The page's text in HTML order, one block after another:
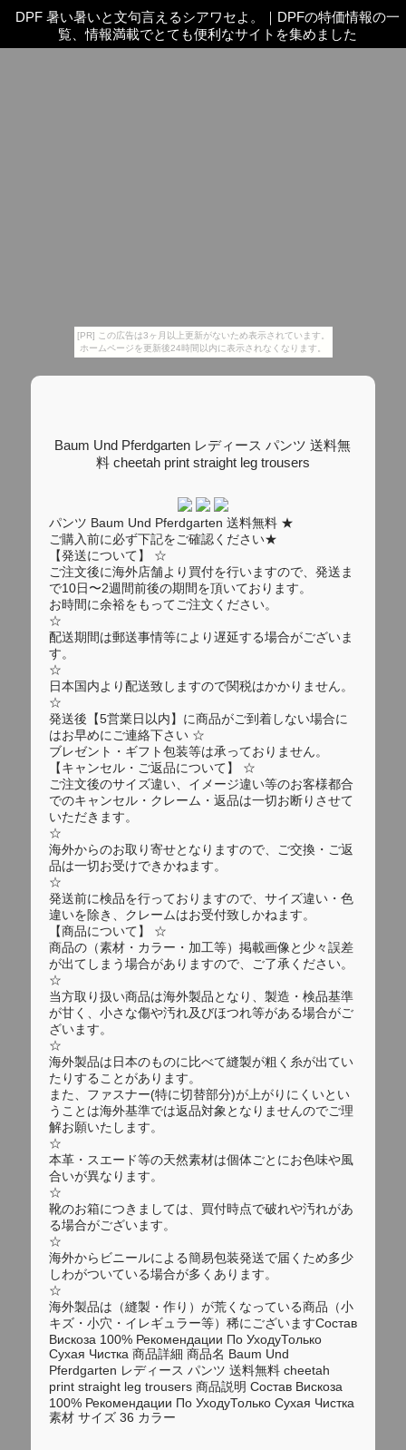
[PR] この広告は3ヶ月以上更新がないため表示されています。
ホームページを更新後24時間以内に表示されなくなります。
DPF 暑い暑いと文句言えるシアワセよ。 ｜ DPFの特価情報の一
覧、情報満載でとても便利なサイトを集めました
Baum Und Pferdgarten レディース パンツ 送料無
料 cheetah print straight leg trousers
パンツ Baum Und Pferdgarten 送料無料 ★
ご購入前に必ず下記をご確認ください★
【発送について】 ☆
ご注文後に海外店舗より買付を行いますので、発送ま
で10日〜2週間前後の期間を頂いております。
お時間に余裕をもってご注文ください。
☆
配送期間は郵送事情等により遅延する場合がございま
す。
☆
日本国内より配送致しますので関税はかかりません。
☆
発送後【5営業日以内】に商品がご到着しない場合に
はお早めにご連絡下さい ☆
ブレゼント・ギフト包装等は承っておりません。
【キャンセル・ご返品について】 ☆
ご注文後のサイズ違い、イメージ違い等のお客様都合
でのキャンセル・クレーム・返品は一切お断りさせて
いただきます。
☆
海外からのお取り寄せとなりますので、ご交換・ご返
品は一切お受けできかねます。
☆
発送前に検品を行っておりますので、サイズ違い・色
違いを除き、クレームはお受付致しかねます。
【商品について】 ☆
商品の（素材・カラー・加工等）掲載画像と少々誤差
が出てしまう場合がありますので、ご了承ください。
☆
当方取り扱い商品は海外製品となり、製造・検品基準
が甘く、小さな傷や汚れ及びほつれ等がある場合がご
ざいます。
☆
海外製品は日本のものに比べて縫製が粗く糸が出てい
たりすることがあります。
また、ファスナー(特に切替部分)が上がりにくいとい
うことは海外基準では返品対象となりませんのでご理
解お願いたします。
☆
本革・スエード等の天然素材は個体ごとにお色味や風
合いが異なります。
☆
靴のお箱につきましては、買付時点で破れや汚れがあ
る場合がございます。
☆
海外からビニールによる簡易包装発送で届くため多少
しわがついている場合が多くあります。
☆
海外製品は（縫製・作り）が荒くなっている商品（小
キズ・小穴・イレギュラー等）稀にございますСостав
Вискоза 100% Рекомендации По УходуТолько
Сухая Чистка 商品詳細 商品名 Baum Und
Pferdgarten レディース パンツ 送料無料 cheetah
print straight leg trousers 商品説明 Состав Вискоза
100% Рекомендации По УходуТолько Сухая Чистка
素材 サイズ 36 カラー